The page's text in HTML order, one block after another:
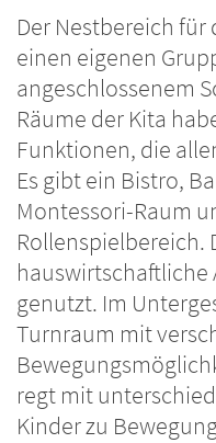
Der Nestbereich
einen eigenen
angeschlossenem
Räume der Kita
Funktionen, die
Es gibt ein Bistro,
Montessori-Raum
Rollenspielbereich.
hauswirtschaftliche
genutzt. Im
Turnraum mit
regt mit
Kinder zu